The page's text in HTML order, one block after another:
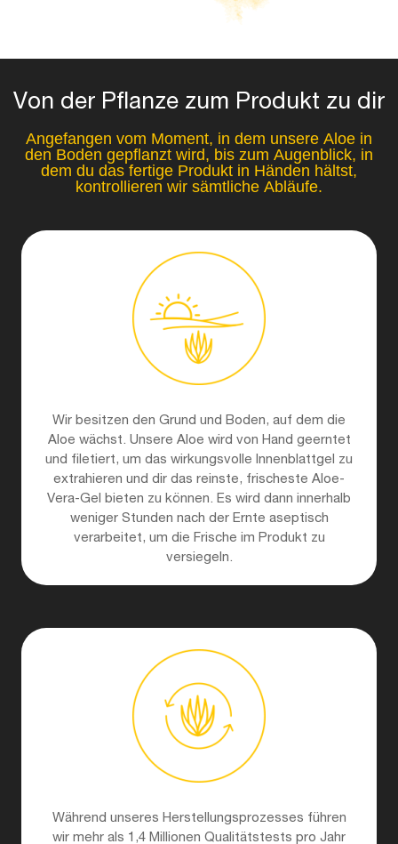
Von der Pflanze zum Produkt zu dir
Angefangen vom Moment, in dem unsere Aloe in
den Boden gepflanzt wird, bis zum Augenblick, in
dem du das fertige Produkt in Händen hältst,
kontrollieren wir sämtliche Abläufe.
Wir besitzen den Grund und Boden, auf dem die
Aloe wächst. Unsere Aloe wird von Hand geerntet
und filetiert, um das wirkungsvolle Innenblattgel zu
extrahieren und dir das reinste, frischeste Aloe-
Vera-Gel bieten zu können. Es wird dann innerhalb
weniger Stunden nach der Ernte aseptisch
verarbeitet, um die Frische im Produkt zu
versiegeln.
Während unseres Herstellungsprozesses führen
wir mehr als 1,4 Millionen Qualitätstests pro Jahr